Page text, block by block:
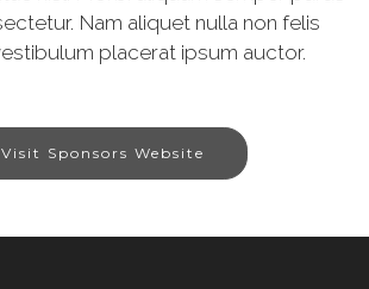
Nam aliquet nulla non felis
placerat ipsum auctor.
Visit Sponsors Website